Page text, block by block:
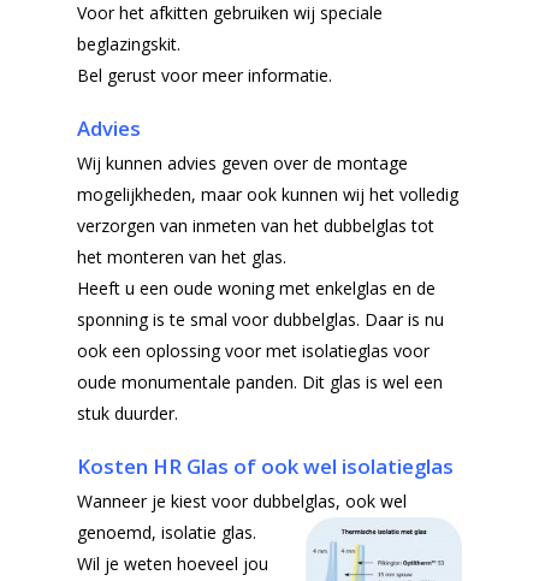
Voor het afkitten gebruiken wij speciale
beglazingskit.
Bel gerust voor meer informatie.
Advies
Wij kunnen advies geven over de montage
mogelijkheden, maar ook kunnen wij het volledig
verzorgen van inmeten van het dubbelglas tot
het monteren van het glas.
Heeft u een oude woning met enkelglas en de
sponning is te smal voor dubbelglas. Daar is nu
ook een oplossing voor met isolatieglas voor
oude monumentale panden. Dit glas is wel een
stuk duurder.
Kosten HR Glas of ook wel isolatieglas
Wanneer je kiest voor dubbelglas, ook wel
genoemd, isolatie glas.
Wil je weten hoeveel jou